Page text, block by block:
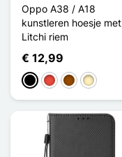
Oppo A38 / A18
kunstleren hoesje met
Litchi riem
€ 12,99
ZwartRoodBruinGolden